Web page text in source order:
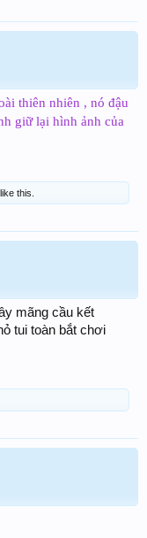
thiên nhiên , nó đậu
giữ lại hình ảnh của
like this.
mãng cầu kết
tui toàn bắt chơi